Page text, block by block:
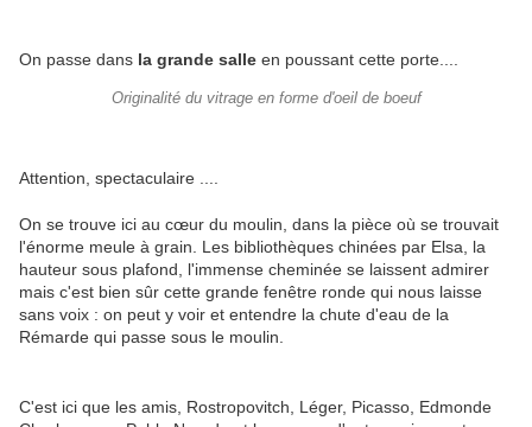
On passe dans la grande salle en poussant cette porte....
Originalité du vitrage en forme d'oeil de boeuf
Attention, spectaculaire ....
On se trouve ici au cœur du moulin, dans la pièce où se trouvait
l'énorme meule à grain. Les bibliothèques chinées par Elsa, la
hauteur sous plafond, l'immense cheminée se laissent admirer
mais c'est bien sûr cette grande fenêtre ronde qui nous laisse
sans voix : on peut y voir et entendre la chute d'eau de la
Rémarde qui passe sous le moulin.
C'est ici que les amis, Rostropovitch, Léger, Picasso, Edmonde